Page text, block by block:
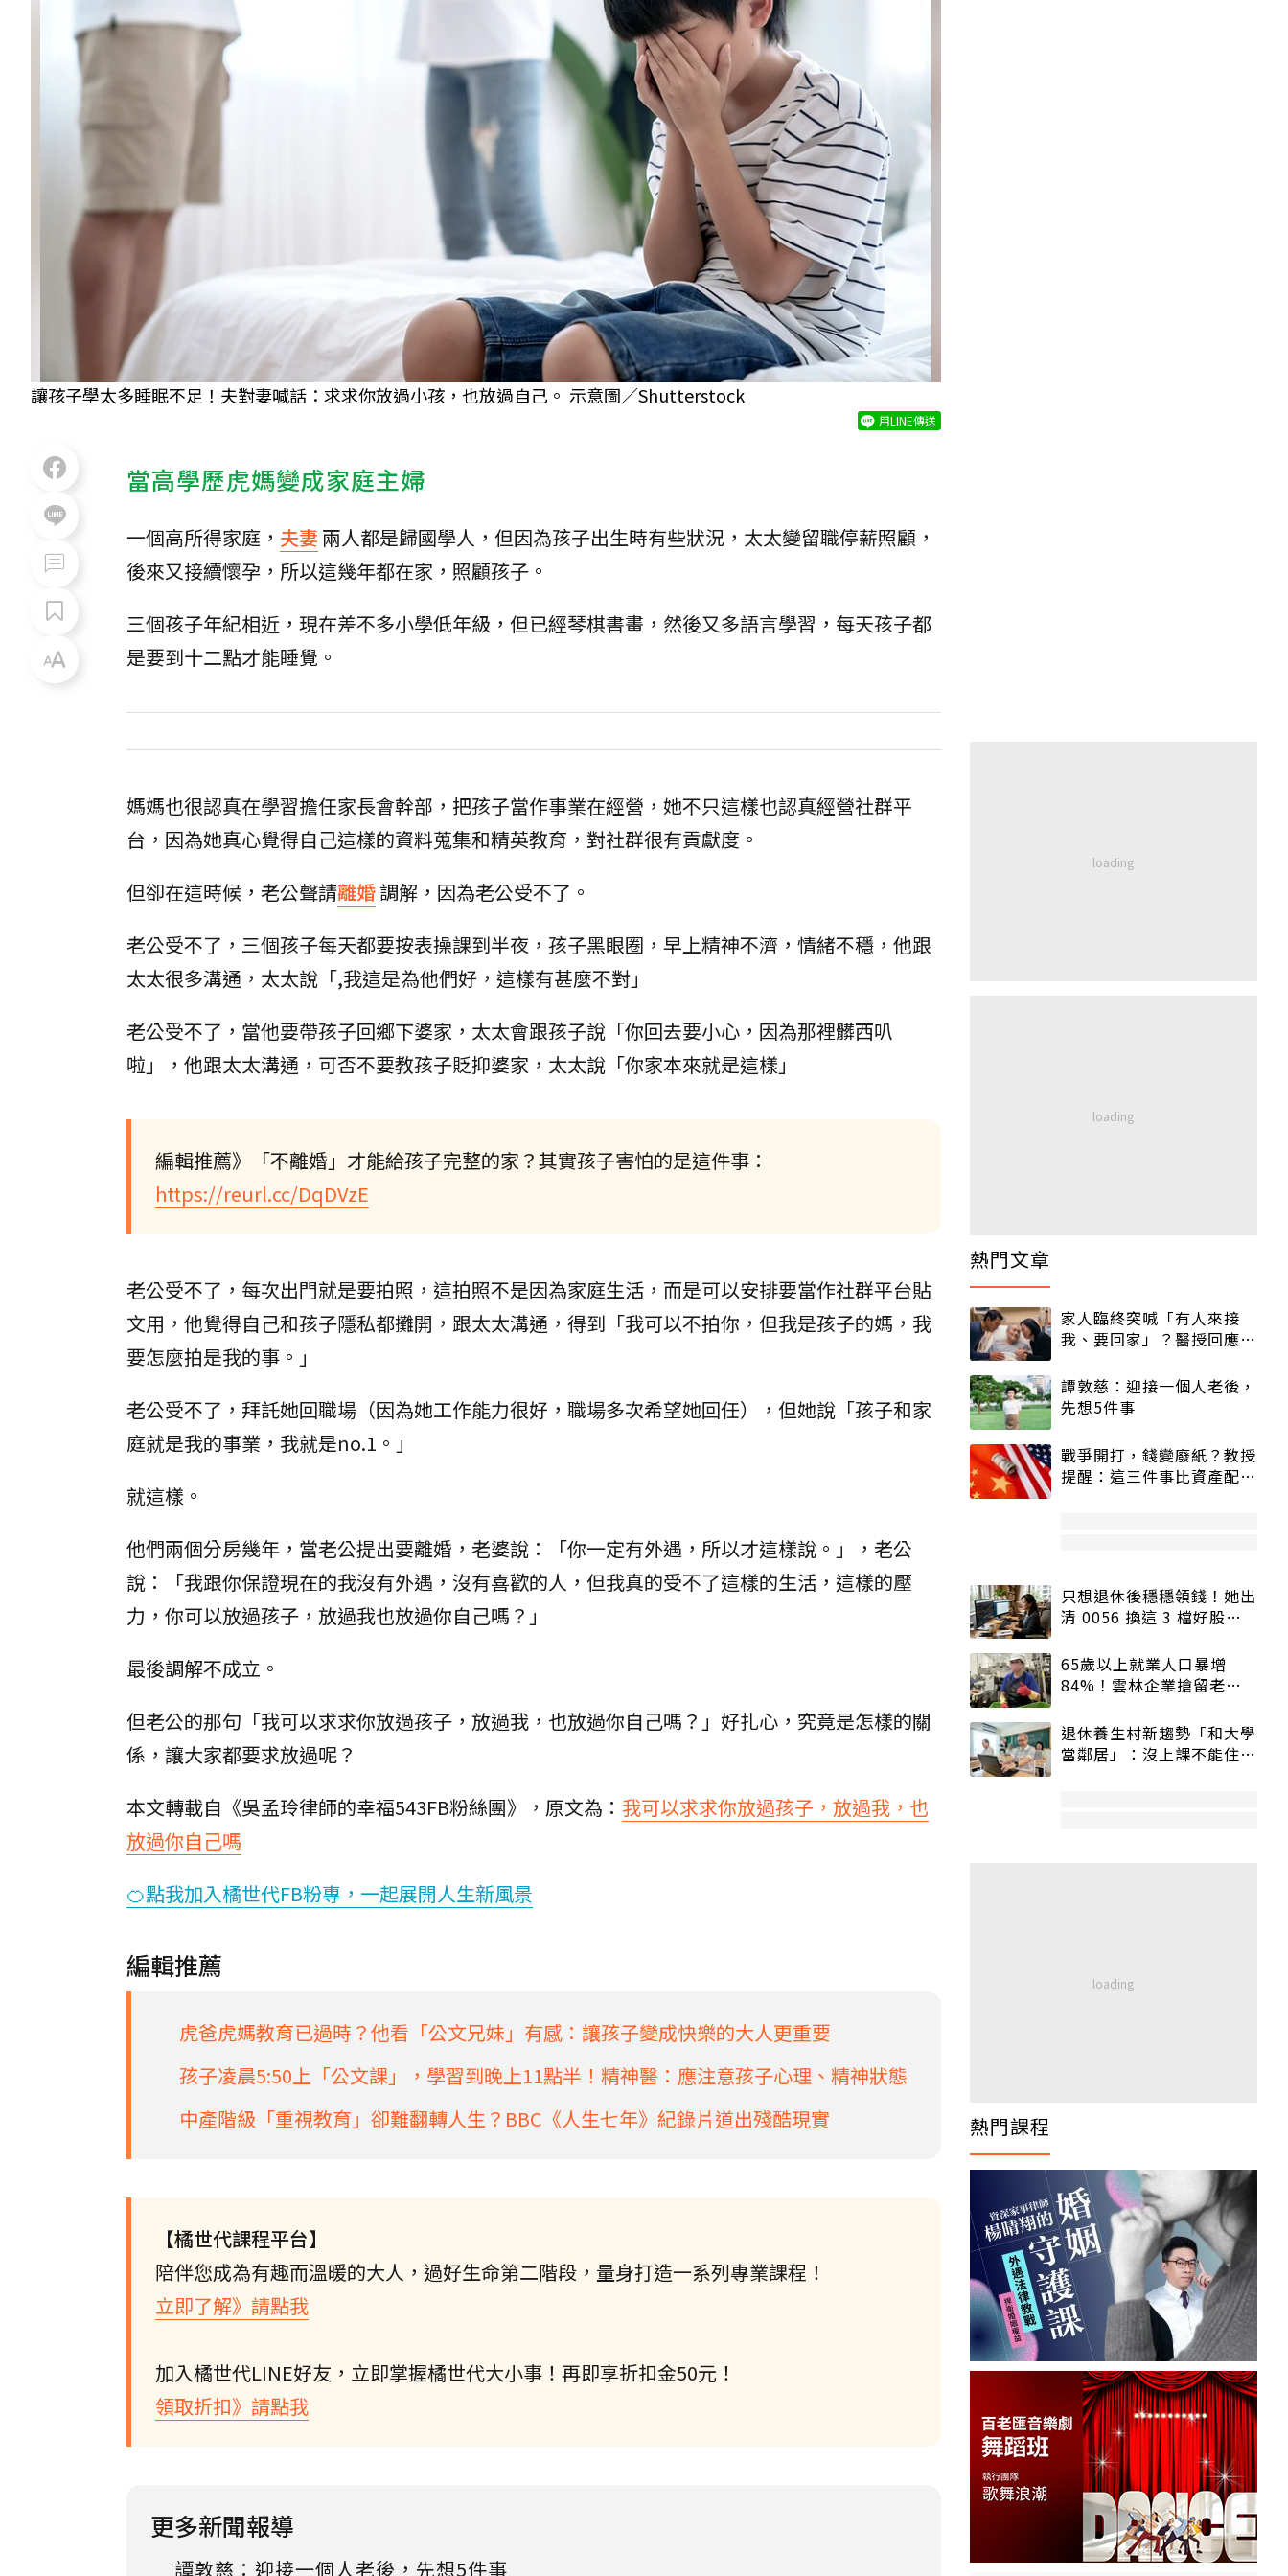
讓孩子學太多睡眠不足！夫對妻喊話：求求你放過小孩，也放過自己。 示意圖／Shutterstock
用LINE傳送
當高學歷虎媽變成家庭主婦
一個高所得家庭， 夫妻 兩人都是歸國學人，但因為孩子出生時有些狀況，太太變留職停薪照顧，
後來又接續懷孕，所以這幾年都在家，照顧孩子。
三個孩子年紀相近，現在差不多小學低年級，但已經琴棋書畫，然後又多語言學習，每天孩子都
是要到十二點才能睡覺。
媽媽也很認真在學習擔任家長會幹部，把孩子當作事業在經營，她不只這樣也認真經營社群平
台，因為她真心覺得自己這樣的資料蒐集和精英教育，對社群很有貢獻度。
但卻在這時候，老公聲請離婚調解，因為老公受不了。
老公受不了，三個孩子每天都要按表操課到半夜，孩子黑眼圈，早上精神不濟，情緒不穩，他跟
太太很多溝通，太太說「,我這是為他們好，這樣有甚麼不對」
老公受不了，當他要帶孩子回鄉下婆家，太太會跟孩子說「你回去要小心，因為那裡髒西叭
啦」，他跟太太溝通，可否不要教孩子貶抑婆家，太太說「你家本來就是這樣」
編輯推薦》「不離婚」才能給孩子完整的家？其實孩子害怕的是這件事：
https://reurl.cc/DqDVzE
老公受不了，每次出門就是要拍照，這拍照不是因為家庭生活，而是可以安排要當作社群平台貼
文用，他覺得自己和孩子隱私都攤開，跟太太溝通，得到「我可以不拍你，但我是孩子的媽，我
要怎麼拍是我的事。」
老公受不了，拜託她回職場（因為她工作能力很好，職場多次希望她回任），但她說「孩子和家
庭就是我的事業，我就是no.1。」
就這樣。
他們兩個分房幾年，當老公提出要離婚，老婆說：「你一定有外遇，所以才這樣說。」，老公
說：「我跟你保證現在的我沒有外遇，沒有喜歡的人，但我真的受不了這樣的生活，這樣的壓
力，你可以放過孩子，放過我也放過你自己嗎？」
最後調解不成立。
但老公的那句「我可以求求你放過孩子，放過我，也放過你自己嗎？」好扎心，究竟是怎樣的關
係，讓大家都要求放過呢？
本文轉載自《吳孟玲律師的幸福543FB粉絲團》，原文為： 我可以求求你放過孩子，放過我，也
放過你自己嗎
🍊點我加入橘世代FB粉專，一起展開人生新風景
編輯推薦
虎爸虎媽教育已過時？他看「公文兄妹」有感：讓孩子變成快樂的大人更重要
孩子凌晨5:50上「公文課」，學習到晚上11點半！精神醫：應注意孩子心理、精神狀態
中產階級「重視教育」卻難翻轉人生？BBC《人生七年》紀錄片道出殘酷現實
【橘世代課程平台】
陪伴您成為有趣而溫暖的大人，過好生命第二階段，量身打造一系列專業課程！
立即了解》請點我
加入橘世代LINE好友，立即掌握橘世代大小事！再即享折扣金50元！
領取折扣》請點我
更多新聞報導
譚敦慈：迎接一個人老後，先想5件事
熱門文章
家人臨終突喊「有人來接
我、要回家」？醫授回應方
譚敦慈：迎接一個人老後，
先想5件事
戰爭開打，錢變廢紙？教授
提醒：這三件事比資產配置
只想退休後穩穩領錢！她出
清 0056 換這 3 檔好股：
65歲以上就業人口暴增
84%！雲林企業搶留老員
退休養生村新趨勢「和大學
當鄰居」：沒上課不能住、
熱門課程